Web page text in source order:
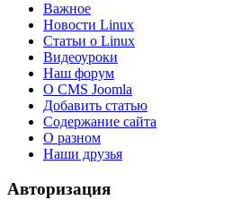
Важное
Новости Linux
Статьи о Linux
Видеоуроки
Наш форум
О CMS Joomla
Добавить статью
Содержание сайта
О разном
Наши друзья
Авторизация